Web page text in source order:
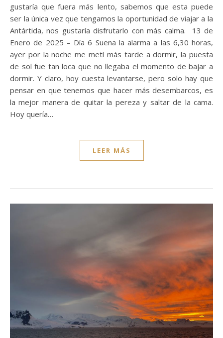
gustaría que fuera más lento, sabemos que esta puede
ser la única vez que tengamos la oportunidad de viajar a la
Antártida, nos gustaría disfrutarlo con más calma. 13 de
Enero de 2025 – Día 6 Suena la alarma a las 6,30 horas,
ayer por la noche me metí más tarde a dormir, la puesta
de sol fue tan loca que no llegaba el momento de bajar a
dormir. Y claro, hoy cuesta levantarse, pero solo hay que
pensar en que tenemos que hacer más desembarcos, es
la mejor manera de quitar la pereza y saltar de la cama.
Hoy quería…
LEER MÁS